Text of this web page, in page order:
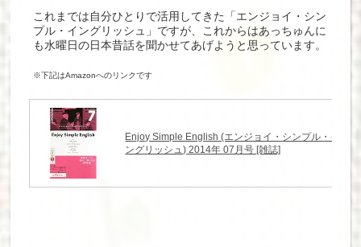
これまでは自分ひとりで活用してきた「エンジョイ・シン
プル・イングリッシュ」ですが、これからはあっちゅんに
も水曜日の日本昔話を聞かせてあげようと思っています。
※下記はAmazonへのリンクです
Enjoy Simple English (エンジョイ・シンプル・イ
ングリッシュ) 2014年 07月号 [雑誌]